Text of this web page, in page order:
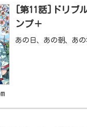
[第11話]ドリブ
ンプ＋
あの日、あの朝、あ